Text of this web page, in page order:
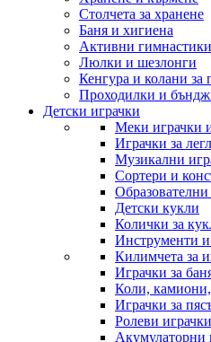
Столчета за хранене
Баня и хигиена
Активни гимнастики
Люлки и шезлонги
Кенгура и колани за
Проходилки и
Детски играчки
Меки играчки
Играчки за
Музикални
Сортери и
Образователни
Детски кукли
Колички за
Инструменти
Килимчета за
Играчки за
Коли,
Играчки за
Ролеви играчки
Акумулаторни